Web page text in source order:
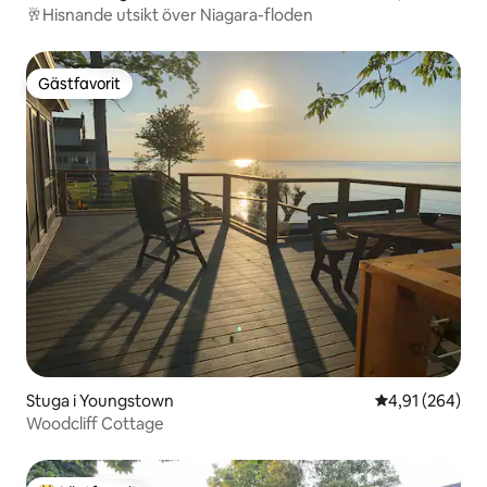
🥂Hisnande utsikt över Niagara-floden
Gästfavorit
Gästfavorit
Stuga i Youngstown 4,91 av 5 i
4,91 (264)
Woodcliff Cottage